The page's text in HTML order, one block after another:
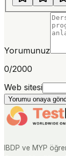
Yorumunuz
0/2000
Web sitesi
Yorumu onaya
IBDP ve MYP